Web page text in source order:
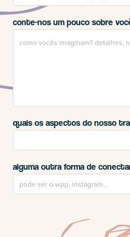
conte-nos um pouco sobre
quais os aspectos do nosso
alguma outra forma de